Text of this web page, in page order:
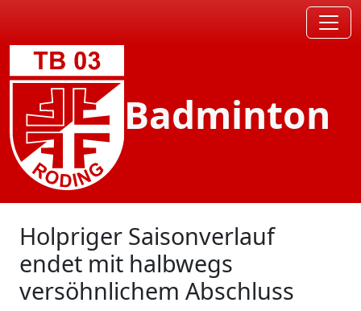
Badminton
Holpriger Saisonverlauf
endet mit halbwegs
versöhnlichem Abschluss